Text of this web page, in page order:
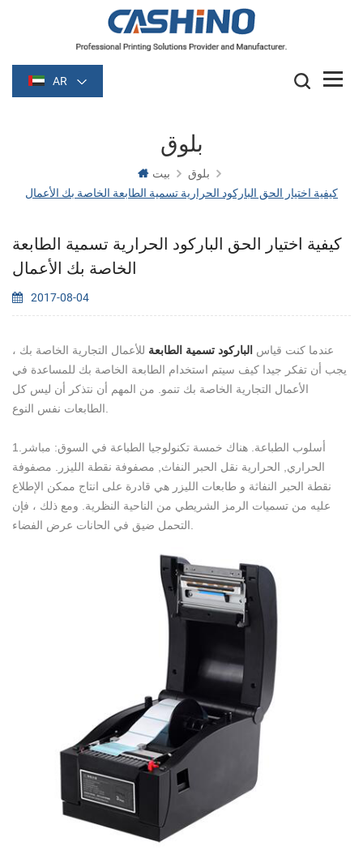
AR
بلوق
بيت
بلوق
كيفية اختيار الحق الباركود الحرارية تسمية الطابعة الخاصة بك الأعمال
كيفية اختيار الحق الباركود الحرارية تسمية الطابعة
الخاصة بك الأعمال
2017-08-04
عندما كنت قياس الباركود تسمية الطابعة للأعمال التجارية الخاصة بك ،
يجب أن تفكر جيدا كيف سيتم استخدام الطابعة الخاصة بك للمساعدة في
الأعمال التجارية الخاصة بك تنمو. من المهم أن نتذكر أن ليس كل
1.أسلوب الطباعة. هناك خمسة تكنولوجيا الطباعة في السوق: مباشر
الحراري, الحرارية نقل الحبر النفاث, مصفوفة نقطة الليزر. مصفوفة
نقطة الحبر النفاثة و طابعات الليزر هي قادرة على انتاج ممكن الإطلاع
عليه من تسميات الرمز الشريطي من الناحية النظرية. ومع ذلك ، فإن